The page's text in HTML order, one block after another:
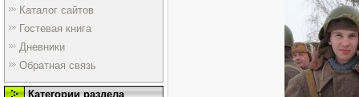
Каталог сайтов
Гостевая книга
Дневники
Обратная связь
Категории раздела